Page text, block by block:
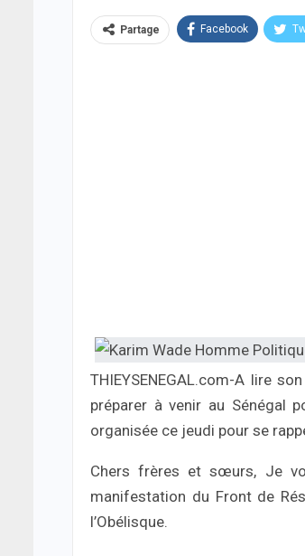
Partage Facebook
THIEYSENEGAL.com-A lire
préparer à venir au Sénégal
organisée ce jeudi pour se
Chers frères et sœurs, Je
manifestation du Front de
l’Obélisque.